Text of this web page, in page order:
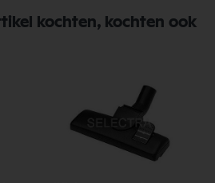
kochten, kochten ook